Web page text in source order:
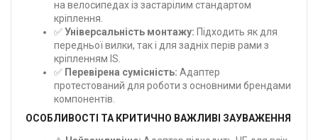
на велосипедах із застарілим стандартом
кріплення.
✅Універсальність монтажу: Підходить як для
передньої вилки, так і для задніх перів рами з
кріпленням IS.
✅ Перевірена сумісність: Адаптер
протестований для роботи з основними брендами
компонентів.
ОСОБЛИВОСТІ ТА КРИТИЧНО ВАЖЛИВІ ЗАУВАЖЕННЯ